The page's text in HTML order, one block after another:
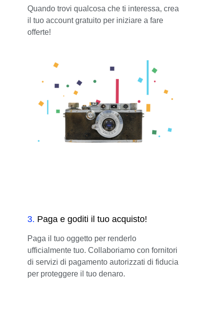
Quando trovi qualcosa che ti interessa, crea
il tuo account gratuito per iniziare a fare
offerte!
3. Paga e goditi il tuo acquisto!
Paga il tuo oggetto per renderlo
ufficialmente tuo. Collaboriamo con fornitori
di servizi di pagamento autorizzati di fiducia
per proteggere il tuo denaro.